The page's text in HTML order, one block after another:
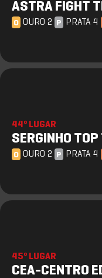
ASTRA FIGHT
O OURO 2 P PRATA 4
44º LUGAR
SERGINHO TOP
O OURO 2 P PRATA 4
45º LUGAR
CEA-CENTRO